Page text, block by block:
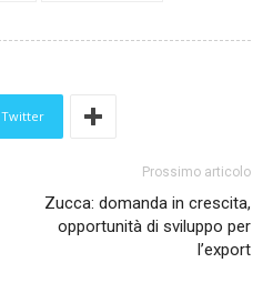
Twitter
Prossimo articolo
Zucca: domanda in crescita,
opportunità di sviluppo per
l’export